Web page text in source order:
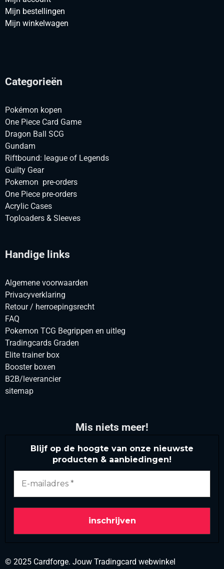
Mijn bestellingen
Mijn winkelwagen
Categorieën
Pokémon kopen
One Piece Card Game
Dragon Ball SCG
Gundam
Riftbound: league of Legends
Guilty Gear
Pokemon pre-orders
One Piece pre-orders
Acrylic Cases
Toploaders & Sleeves
Handige links
Algemene voorwaarden
Privacyverklaring
Retour / herroepingsrecht
FAQ
Pokemon TCG Begrippen en uitleg
Tradingcards Graden
Elite trainer box
Booster boxen
B2B/leverancier
sitemap
Mis niets meer!
Blijf op de hoogte van onze nieuwste
producten & aanbiedingen!
© 2025 Cardforge. Jouw Tradingcard webwinkel